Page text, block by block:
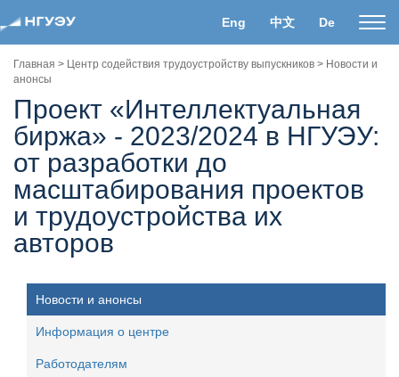
Eng 中文 De
Главная > Центр содействия трудоустройству выпускников > Новости и
анонсы
Проект «Интеллектуальная
биржа» - 2023/2024 в НГУЭУ:
от разработки до
масштабирования проектов
и трудоустройства их
авторов
Новости и анонсы
Информация о центре
Работодателям